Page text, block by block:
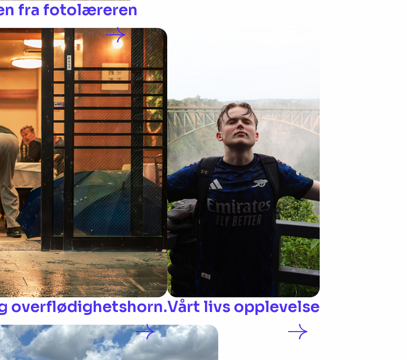
fra fotolæreren
overflødighetshorn.Vårt livs opplevelse